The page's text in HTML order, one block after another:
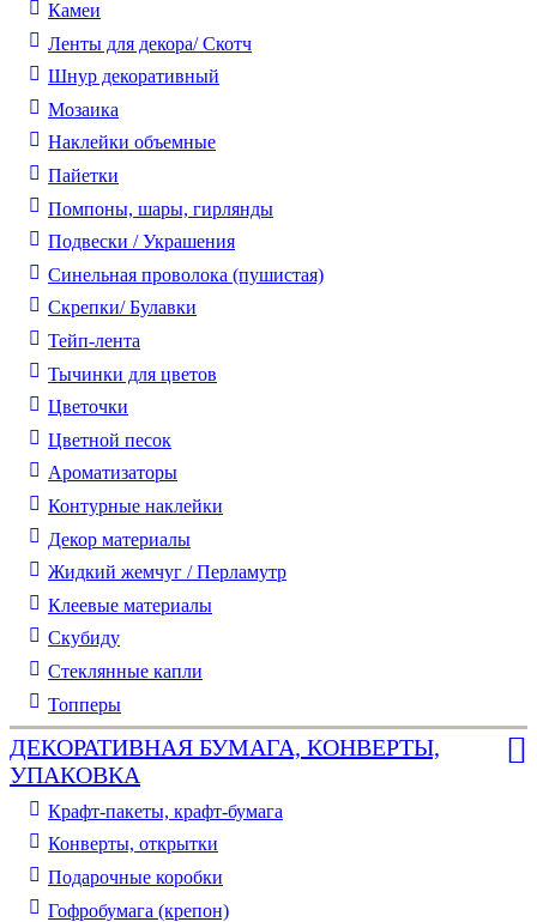
Камеи
Ленты для декора/ Скотч
Шнур декоративный
Мозаика
Наклейки объемные
Пайетки
Помпоны, шары, гирлянды
Подвески / Украшения
Синельная проволока (пушистая)
Скрепки/ Булавки
Тейп-лента
Тычинки для цветов
Цветочки
Цветной песок
Ароматизаторы
Контурные наклейки
Декор материалы
Жидкий жемчуг / Перламутр
Клеевые материалы
Скубиду
Стеклянные капли
Топперы
ДЕКОРАТИВНАЯ БУМАГА, КОНВЕРТЫ,
УПАКОВКА
Крафт-пакеты, крафт-бумага
Конверты, открытки
Подарочные коробки
Гофробумага (крепон)